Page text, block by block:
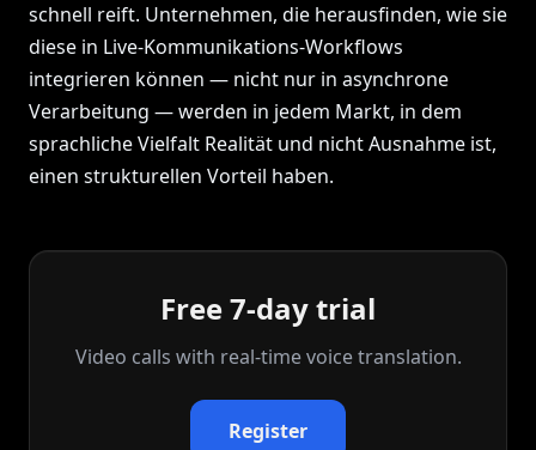
schnell reift. Unternehmen, die herausfinden, wie sie
diese in Live-Kommunikations-Workflows
integrieren können — nicht nur in asynchrone
Verarbeitung — werden in jedem Markt, in dem
sprachliche Vielfalt Realität und nicht Ausnahme ist,
einen strukturellen Vorteil haben.
Free 7-day trial
Video calls with real‑time voice translation.
Register